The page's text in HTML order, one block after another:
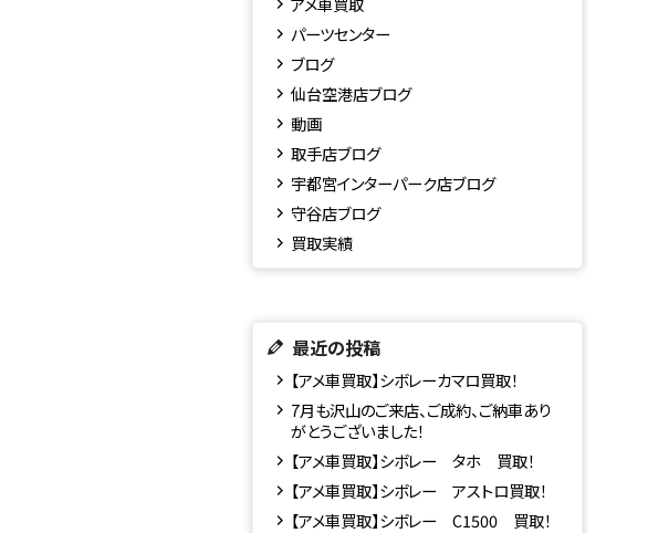
パーツセンター
ブログ
仙台空港店ブログ
動画
取手店ブログ
宇都宮インターパーク店ブログ
守谷店ブログ
買取実績
最近の投稿
【アメ車買取】シボレーカマロ買取！
7月も沢山のご来店、ご成約、ご納車あり
がとうございました！
【アメ車買取】シボレー タホ 買取！
【アメ車買取】シボレー アストロ買取！
【アメ車買取】シボレー C1500 買取！